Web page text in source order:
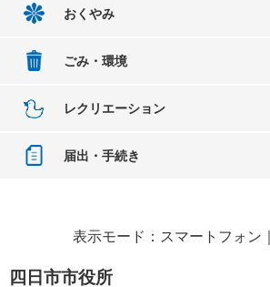
おくやみ
ごみ・環境
レクリエーション
届出・手続き
表示モード：スマートフォン｜
四日市市役所